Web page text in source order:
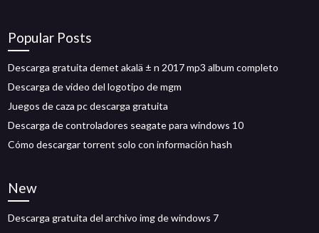
Popular Posts
Descarga gratuita demet akalä ± n 2017 mp3 album completo
Descarga de video del logotipo de mgm
Juegos de caza pc descarga gratuita
Descarga de controladores seagate para windows 10
Cómo descargar torrent solo con información hash
New
Descarga gratuita del archivo img de windows 7